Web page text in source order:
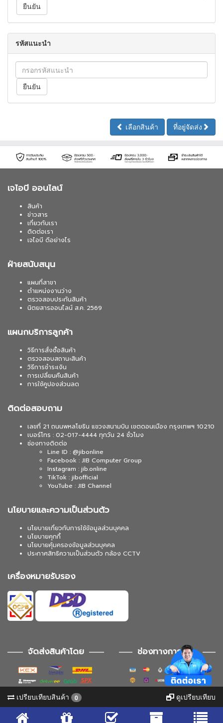
รหัสแนะนำ
เลือกสินค้า ที่อยู่จัดส่ง
เจไอบี ออนไลน์
สินค้า
ข่าวสาร
เกี่ยวกับเรา
ติดต่อเรา
เจไอบี ดีอย่างไร
ฝ่ายสนับสนุน
แผนที่สาขา
ตำแหน่งงานว่าง
ตรวจสอบประกันสินค้า
นิตยสารออนไลน์ ส.ค. 2569
แผนกบริการลูกค้า
วิธีการสั่งซื้อสินค้า
ตรวจสอบสถานะสินค้า
วิธีการชำระเงิน
การเปลี่ยนคืนสินค้า
การใช้คูปองส่วนลด
ติดต่อสอบถาม
เลขที่ 21 ถนนพหลโยธิน แขวงสนามบิน เขตดอนเมือง กรุงเทพฯ 10210
เบอร์โทร : 02-017-4444 ทุกวัน 24 ชั่วโมง
ช่องทางติดต่อ
Line ID : @jibonline
Facebook : JIB Computer Group
Instagram : jib.online
TikTok : jibofficial
YouTube : JIB Channel
นโยบายและความเป็นส่วนตัว
นโยบายเกี่ยวกับการใช้ข้อมูลส่วนบุคคล
นโยบายคุกกี้
นโยบายคุ้มครองข้อมูลส่วนบุคคล
ประกาศสิทธิความเป็นส่วนตัว กล้อง CCTV
เครื่องหมายรับรอง
จัดส่งสินค้าโดย ช่องทางการชำระ
ช่องทางการติดตาม
เปรียบเทียบสินค้า 0 ดูเปรียบเทียบ